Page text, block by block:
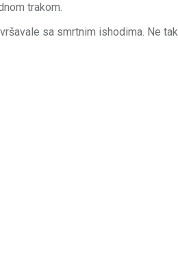
trakom.
sa smrtnim ishodima. Ne